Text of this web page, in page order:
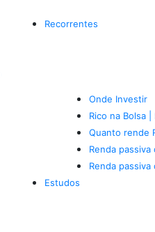
Recorrentes
Onde Investir
Rico na Bolsa
Quanto rende
Renda passiva
Renda passiva
Estudos